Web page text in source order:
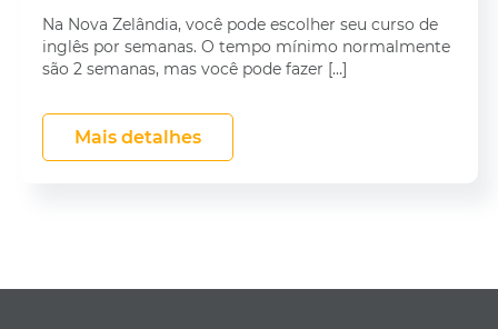
Na Nova Zelândia, você pode escolher seu curso de
inglês por semanas. O tempo mínimo normalmente
são 2 semanas, mas você pode fazer […]
Mais detalhes